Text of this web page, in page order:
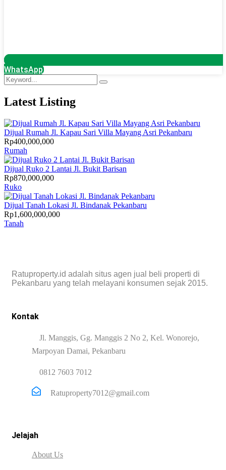
WhatsApp
Latest Listing
Dijual Rumah Jl. Kapau Sari Villa Mayang Asri Pekanbaru
Rp400,000,000
Rumah
Dijual Ruko 2 Lantai Jl. Bukit Barisan
Rp870,000,000
Ruko
Dijual Tanah Lokasi Jl. Bindanak Pekanbaru
Rp1,600,000,000
Tanah
Ratuproperty.id adalah situs agen jual beli properti di
Pekanbaru yang telah melayani konsumen sejak 2015.
Kontak
Jl. Manggis, Gg. Manggis 2 No 2, Kel. Wonorejo,
Marpoyan Damai, Pekanbaru
0812 7603 7012
Ratuproperty7012@gmail.com
Jelajah
About Us